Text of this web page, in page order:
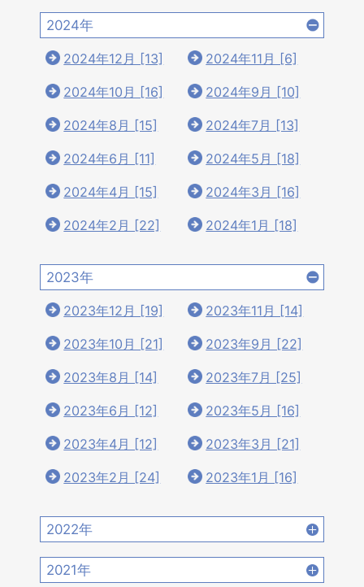
2024年
2024年12月 [13] 2024年11月 [6]
2024年10月 [16] 2024年9月 [10]
2024年8月 [15] 2024年7月 [13]
2024年6月 [11] 2024年5月 [18]
2024年4月 [15] 2024年3月 [16]
2024年2月 [22] 2024年1月 [18]
2023年
2023年12月 [19] 2023年11月 [14]
2023年10月 [21] 2023年9月 [22]
2023年8月 [14] 2023年7月 [25]
2023年6月 [12] 2023年5月 [16]
2023年4月 [12] 2023年3月 [21]
2023年2月 [24] 2023年1月 [16]
2022年
2022年12月 [15] 2022年11月 [15]
2021年